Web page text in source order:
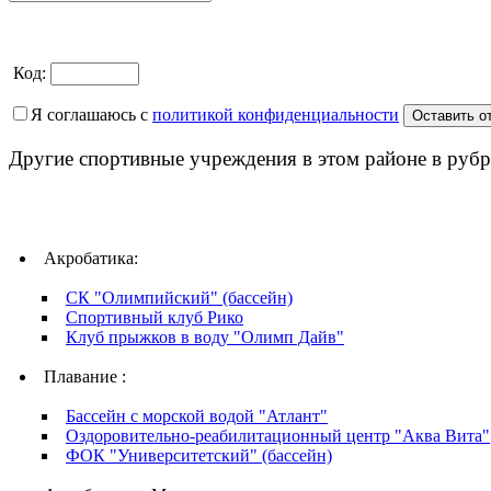
Код:
Я соглашаюсь с политикой конфиденциальности
Другие спортивные учреждения в этом районе в
Акробатика:
СК "Олимпийский" (бассейн)
Спортивный клуб Рико
Клуб прыжков в воду "Олимп Дайв"
Плавание :
Бассейн с морской водой "Атлант"
Оздоровительно-реабилитационный центр "Аква Вита"
ФОК "Университетский" (бассейн)